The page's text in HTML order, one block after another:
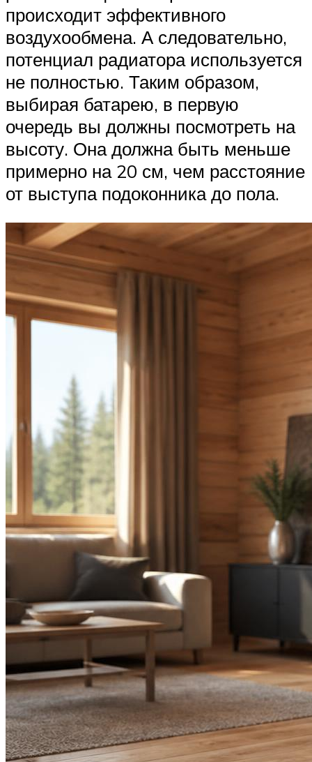
происходит эффективного
воздухообмена. А следовательно,
потенциал радиатора используется
не полностью. Таким образом,
выбирая батарею, в первую
очередь вы должны посмотреть на
высоту. Она должна быть меньше
примерно на 20 см, чем расстояние
от выступа подоконника до пола.